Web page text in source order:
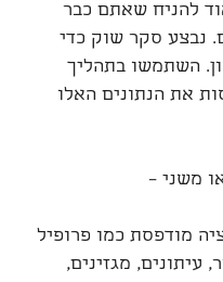
להניח שאתם כבר
נבצע סקר שוק כדי
השתמשו בתהליך
את הנתונים האלו
משני –
מודפסת כמו פרופיל
מגזינים,